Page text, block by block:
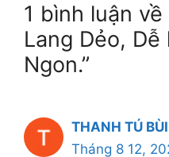
1 bình luận về
Lang Dẻo, Dễ
Ngon.”
THANH TÚ
Tháng 8 12,